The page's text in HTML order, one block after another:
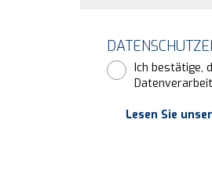
Ich bestätige,
Lesen Sie